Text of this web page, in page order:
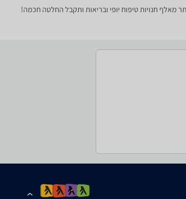
חנויות טיפוח יופי ובריאות ותקבל החלטה חכמה!